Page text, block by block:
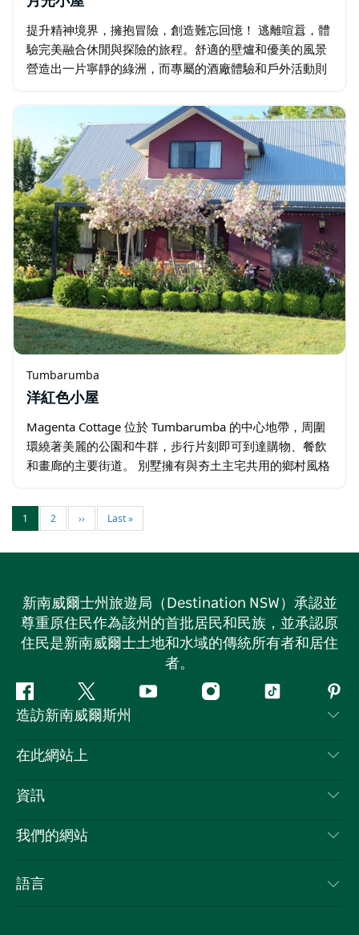
提升精神境界，擁抱冒險，創造難忘回憶！ 逃離喧囂，體
驗完美融合休閒與探險的旅程。舒適的壁爐和優美的風景
營造出一片寧靜的綠洲，而專屬的酒廠體驗和戶外活動則
雪皚皚的山脈和高地，盡情享受戶外樂趣…
Tumbarumba
洋紅色小屋
Magenta Cottage 位於 Tumbarumba 的中心地帶，周圍
環繞著美麗的公園和牛群，步行片刻即可到達購物、餐飲
和畫廊的主要街道。 別墅擁有與夯土主宅共用的鄉村風格
上美麗的石頭小屋…
1 2 ›› Last »
新南威爾士州旅遊局（Destination NSW）承認並
尊重原住民作為該州的首批居民和民族，並承認原
住民是新南威爾士土地和水域的傳統所有者和居住
者。
Facebook嘰
嘰
喳
Youtube Instagram抖
造訪新南威爾斯州
聯絡我們
隱私
Cookie 通知
在此網站上
目的地
新南威爾士州公路旅行
活動
資訊
旅行資訊
新南威爾士州的商業
我們的網站
語言